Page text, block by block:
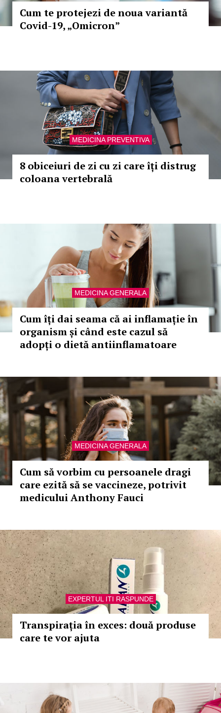
Cum te protejezi de noua variantă
Covid-19, „Omicron”
MEDICINA PREVENTIVA
8 obiceiuri de zi cu zi care îți distrug
coloana vertebrală
MEDICINA GENERALA
Cum îți dai seama că ai inflamație în
organism și când este cazul să
adopți o dietă antiinflamatoare
MEDICINA GENERALA
Cum să vorbim cu persoanele dragi
care ezită să se vaccineze, potrivit
medicului Anthony Fauci
EXPERTUL ITI RASPUNDE
Transpirația în exces: două produse
care te vor ajuta